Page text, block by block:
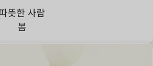
따뜻한 사람
봄